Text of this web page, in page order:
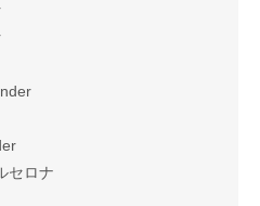
セロナ